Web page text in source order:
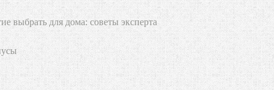
выбрать для дома: советы эксперта